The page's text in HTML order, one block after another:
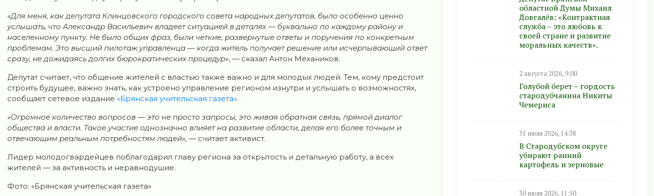
«Для меня, как депутата Клинцовского городского совета народных депутатов, было особенно ценно
услышать, что Александр Васильевич владеет ситуацией в деталях — буквально по каждому району и
населенному пункту. Не было общих фраз, были четкие, развернутые ответы и поручения по конкретным
проблемам. Это высший пилотаж управленца — когда житель получает решение или исчерпывающий ответ
сразу, не дожидаясь долгих бюрократических процедур», — сказал Антон Механиков.
Депутат считает, что общение жителей с властью также важно и для молодых людей. Тем, кому предстоит
строить будущее, важно знать, как устроено управление регионом изнутри и услышать о возможностях,
сообщает сетевое издание «Брянская учительская газета».
«Огромное количество вопросов — это не просто запросы, это живая обратная связь, прямой диалог
общества и власти. Такое участие однозначно влияет на развитие области, делая его более точным и
отвечающим реальным потребностям людей», — считает активист.
Лидер молодогвардейцев поблагодарил главу региона за открытость и детальную работу, а всех
жителей — за активность и неравнодушие.
Фото: «Брянская учительская газета»
областной Думы Михаил
Довгалёв: «Контрактная
служба – это любовь к
своей стране и развитие
моральных качеств».
2 августа 2026, 9:00
Голубой берет – гордость
стародубчанина Никиты
Чемериса
31 июля 2026, 14:38
В Стародубском округе
убирают ранний
картофель и зерновые
30 июля 2026, 11:50